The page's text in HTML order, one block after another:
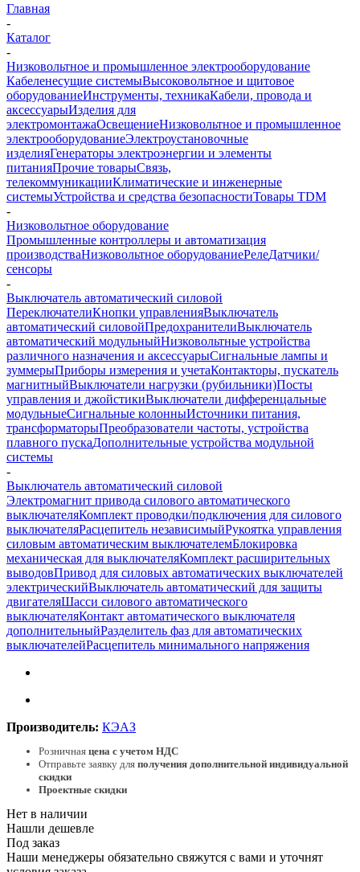
Главная
-
Каталог
-
Низковольтное и промышленное электрооборудование
Кабеленесущие системыВысоковольтное и щитовое
оборудованиеИнструменты, техникаКабели, провода и
аксессуарыИзделия для
электромонтажаОсвещениеНизковольтное и промышленное
электрооборудованиеЭлектроустановочные
изделияГенераторы электроэнергии и элементы
питанияПрочие товарыСвязь,
телекоммуникацииКлиматические и инженерные
системыУстройства и средства безопасностиТовары TDM
-
Низковольтное оборудование
Промышленные контроллеры и автоматизация
производстваНизковольтное оборудованиеРелеДатчики/
сенсоры
-
Выключатель автоматический силовой
ПереключателиКнопки управленияВыключатель
автоматический силовойПредохранителиВыключатель
автоматический модульныйНизковольтные устройства
различного назначения и аксессуарыСигнальные лампы и
зуммерыПриборы измерения и учетаКонтакторы, пускатель
магнитныйВыключатели нагрузки (рубильники)Посты
управления и джойстикиВыключатели дифференцальные
модульныеСигнальные колонныИсточники питания,
трансформаторыПреобразователи частоты, устройства
плавного пускаДополнительные устройства модульной
системы
-
Выключатель автоматический силовой
Электромагнит привода силового автоматического
выключателяКомплект проводки/подключения для силового
выключателяРасцепитель независимыйРукоятка управления
силовым автоматическим выключателемБлокировка
механическая для выключателяКомплект расширительных
выводовПривод для силовых автоматических выключателей
электрическийВыключатель автоматический для защиты
двигателяШасси силового автоматического
выключателяКонтакт автоматического выключателя
дополнительныйРазделитель фаз для автоматических
выключателейРасцепитель минимального напряжения
Производитель: КЭАЗ
Розничная цена с учетом НДС
Отправьте заявку для получения дополнительной индивидуальной
скидки
Проектные скидки
Нет в наличии
Нашли дешевле
Под заказ
Наши менеджеры обязательно свяжутся с вами и уточнят